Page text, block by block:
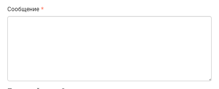
Сообщение